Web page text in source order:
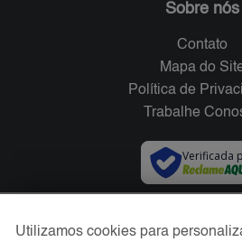
Sobre nós
Contato
Mapa do
Política de
Trabalhe
Verificada
Utilizamos cookies para